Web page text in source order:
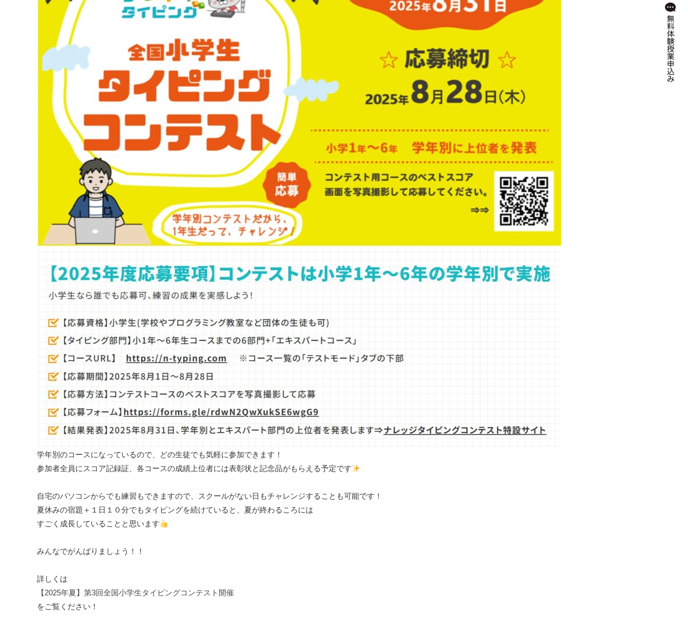
学年別のコースになっているので、どの生徒でも気軽に参加できます！
参加者全員にスコア記録証、各コースの成績上位者には表彰状と記念品がもらえる予定です
自宅のパソコンからでも練習もできますので、スクールがない日もチャレンジすることも可能です！
夏休みの宿題＋１日１０分でもタイピングを続けていると、夏が終わるころには
すごく成長していることと思います
みんなでがんばりましょう！！
詳しくは
【2025年夏】第3回全国小学生タイピングコンテスト開催
をご覧ください！